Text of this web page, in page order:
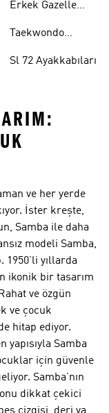
Erkek Gazelle
Taekwondo
Sl 72 Ayakkabıları
ve her yerde
İster kreşte,
Samba ile daha
modeli Samba,
1950’li yıllarda
ikonik bir tasarım
ve özgün
ve çocuk
hitap ediyor.
yapısıyla Samba
için güvenle
Samba’nın
dikkat çekici